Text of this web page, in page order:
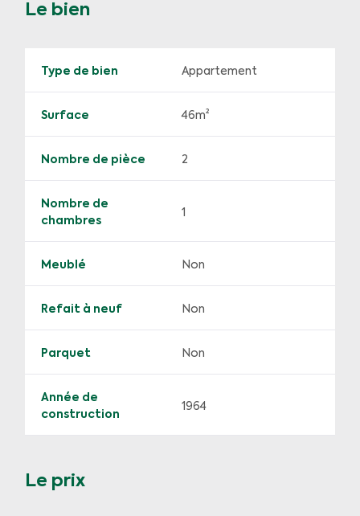
Le bien
Type de bien Appartement
Surface 46m²
Nombre de pièce 2
Nombre de
chambres
1
Meublé Non
Refait à neuf Non
Parquet Non
Année de
construction
1964
Le prix